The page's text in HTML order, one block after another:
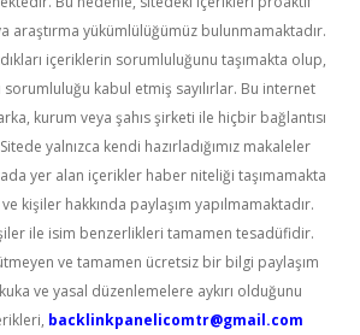
araştırma yükümlülüğümüz bulunmamaktadır.
içeriklerin sorumluluğunu taşımakta olup,
kabul etmiş sayılırlar. Bu internet
kurum veya şahıs şirketi ile hiçbir bağlantısı
yalnızca kendi hazırladığımız makaleler
yer alan içerikler haber niteliği taşımamakta
kişiler hakkında paylaşım yapılmamaktadır.
ile isim benzerlikleri tamamen tesadüfidir.
ve tamamen ücretsiz bir bilgi paylaşım
ve yasal düzenlemelere aykırı olduğunu
backlinkpanelicomtr@gmail.com